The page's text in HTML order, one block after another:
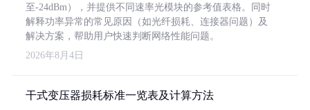
至-24dBm），并提供不同速率光模块的参考值表格。同时
解释功率异常的常见原因（如光纤损耗、连接器问题）及
解决方案，帮助用户快速判断网络性能问题。
2026年8月4日
干式变压器损耗标准一览表及计算方法